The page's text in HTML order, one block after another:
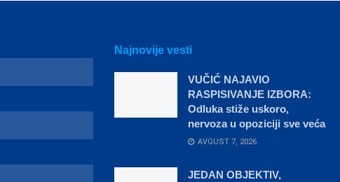
Najnovije vesti
VUČIĆ NAJAVIO
RASPISIVANJE IZBORA:
Odluka stiže uskoro,
nervoza u opoziciji sve veća
AVGUST 7, 2026
JEDAN OBJEKTIV,